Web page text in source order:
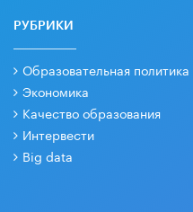
РУБРИКИ
Образовательная политика
Экономика
Качество образования
Интервести
Big data